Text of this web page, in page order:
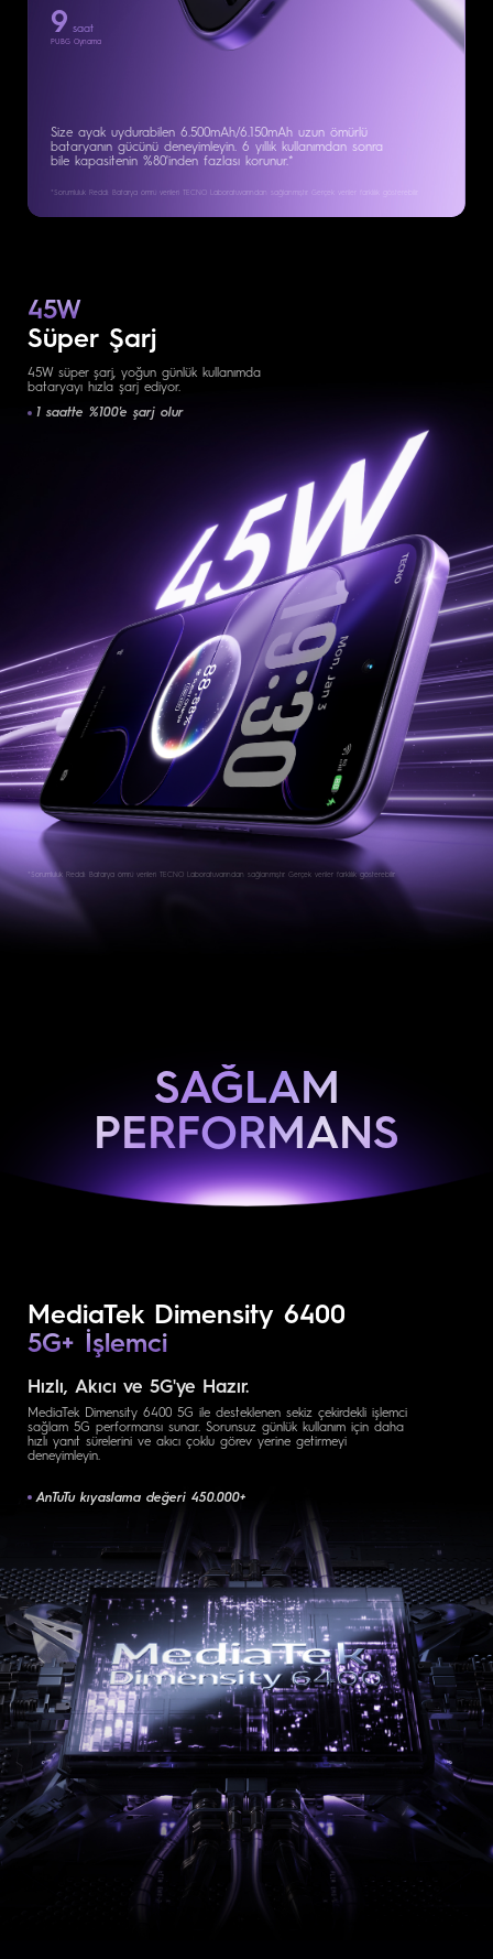
Size ayak uydurabilen 6.500mAh/6.150mAh uzun ömürlü
bataryanın gücünü deneyimleyin. 6 yıllık kullanımdan sonra
bile kapasitenin %80'inden fazlası korunur.*
*Sorumluluk Reddi: Batarya ömrü verileri TECNO Laboratuvarından sağlanmıştır. Gerçek veriler farklılık gösterebilir.
9 saat
PUBG Oynama
45W
Süper Şarj
45W süper şarj, yoğun günlük kullanımda
bataryayı hızla şarj ediyor.
1 saatte %100'e şarj olur
*Sorumluluk Reddi: Batarya ömrü verileri TECNO Laboratuvarından sağlanmıştır. Gerçek veriler farklılık gösterebilir.
SAĞLAM
PERFORMANS
MediaTek Dimensity 6400
5G+ İşlemci
Hızlı, Akıcı ve 5G'ye Hazır.
AnTuTu kıyaslama değeri 450.000+
MediaTek Dimensity 6400 5G ile desteklenen sekiz çekirdekli işlemci
sağlam 5G performansı sunar. Sorunsuz günlük kullanım için daha
hızlı yanıt sürelerini ve akıcı çoklu görev yerine getirmeyi
deneyimleyin.